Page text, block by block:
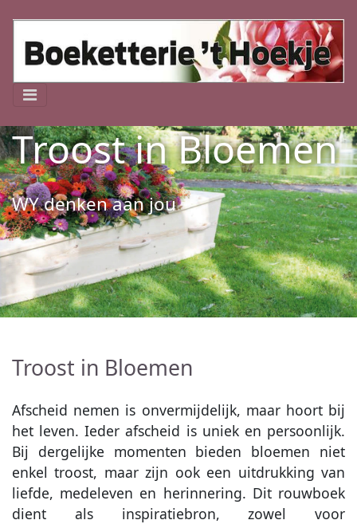
Troost in Bloemen
WY denken aan jou
Troost in Bloemen
Afscheid nemen is onvermijdelijk, maar hoort bij
het leven. Ieder afscheid is uniek en persoonlijk.
Bij dergelijke momenten bieden bloemen niet
enkel troost, maar zijn ook een uitdrukking van
liefde, medeleven en herinnering. Dit rouwboek
dient als inspiratiebron, zowel voor